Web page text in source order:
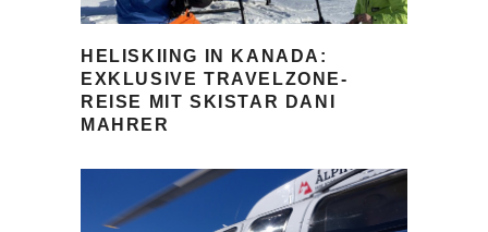
HELISKIING IN KANADA:
EXKLUSIVE TRAVELZONE-
REISE MIT SKISTAR DANI
MAHRER